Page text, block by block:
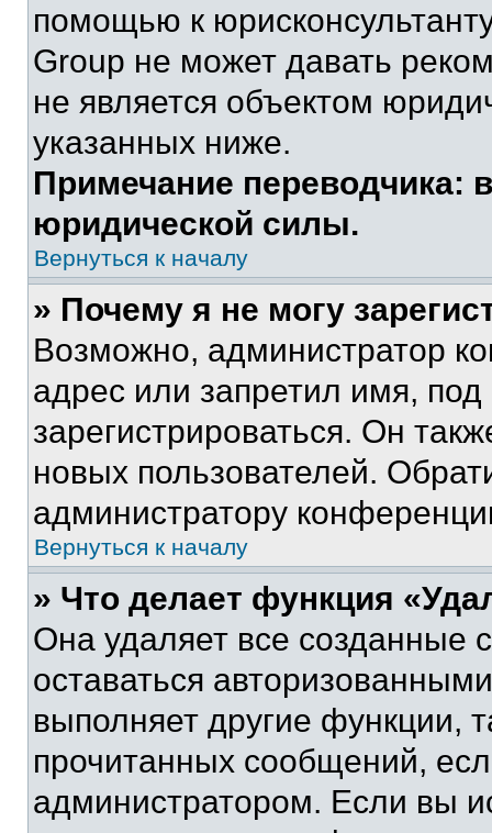
помощью к
Group не может давать
не является объектом
указанных ниже.
Примечание переводчика:
юридической силы.
Вернуться к началу
» Почему я не могу
Возможно, администратор
адрес или запретил имя,
зарегистрироваться. Он
новых пользователей.
администратору
Вернуться к началу
» Что делает функция
Она удаляет все созданные
оставаться
выполняет другие функции,
прочитанных сообщений,
администратором. Если вы